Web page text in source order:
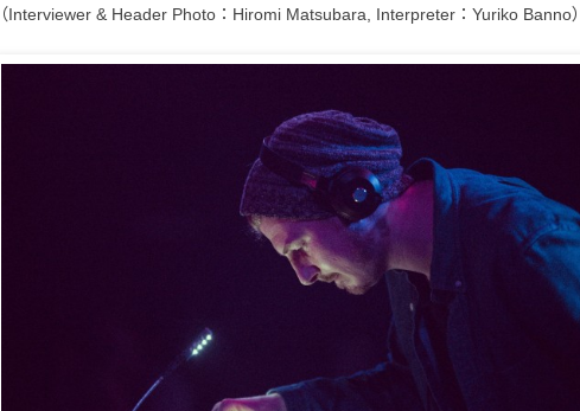
（Interviewer & Header Photo：Hiromi Matsubara, Interpreter：Yuriko Banno）